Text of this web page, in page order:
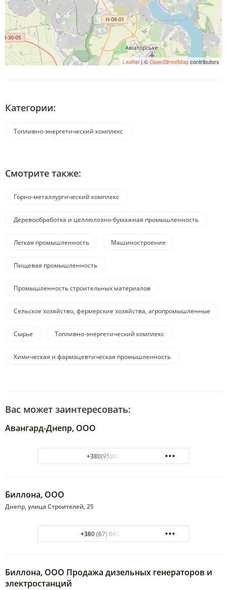
Leaflet| ©OpenStreetMapcontributors
Категории:
Топливно-энергетический комплекс
Смотрите также:
Горно-металлургический комплекс
Деревообработка и целлюлозно-бумажная промышленность
Легкая промышленность Машиностроение
Пищевая промышленность
Промышленность строительных материалов
Сельское хозяйство, фермерские хозяйства, агропромышленные
Сырье Топливно-энергетический комплекс
Химическая и фармацевтическая промышленность
Вас может заинтересовать:
Авангард-Днепр, ООО
+380(95)691-68-63
Биллона, ООО
Днепр, улица Строителей, 25
+380 (67) 643-22-44
Биллона, ООО Продажа дизельных генераторов и
электростанций